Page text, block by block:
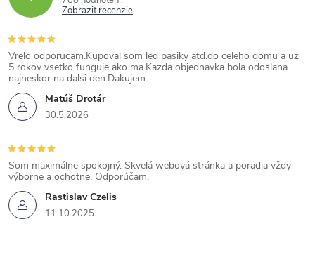
Zobraziť recenzie
Matúš Drotár
30.5.2026
Vrelo odporucam.Kupoval som led pasiky atd.do celeho domu a uz
5 rokov vsetko funguje ako ma.Kazda objednavka bola odoslana
najneskor na dalsi den.Dakujem
Rastislav Czelis
11.10.2025
Som maximálne spokojný. Skvelá webová stránka a poradia vždy
výborne a ochotne. Odporúčam.